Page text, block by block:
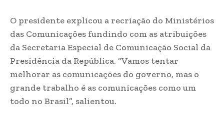
O presidente explicou a recriação do Ministérios
das Comunicações fundindo com as atribuições
da Secretaria Especial de Comunicação Social da
Presidência da República. “Vamos tentar
melhorar as comunicações do governo, mas o
grande trabalho é as comunicações como um
todo no Brasil”, salientou.